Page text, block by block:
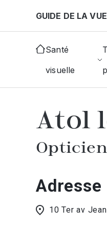
GUIDE DE LA VUE
Santé
visuelle
Accueil Choisir
Atol
Opticien
Adresse
10 Ter av